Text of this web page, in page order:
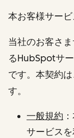
本お客様サー
当社のお客さ
るHubSpotサ
です。本契約
す。
一般規約
サービス